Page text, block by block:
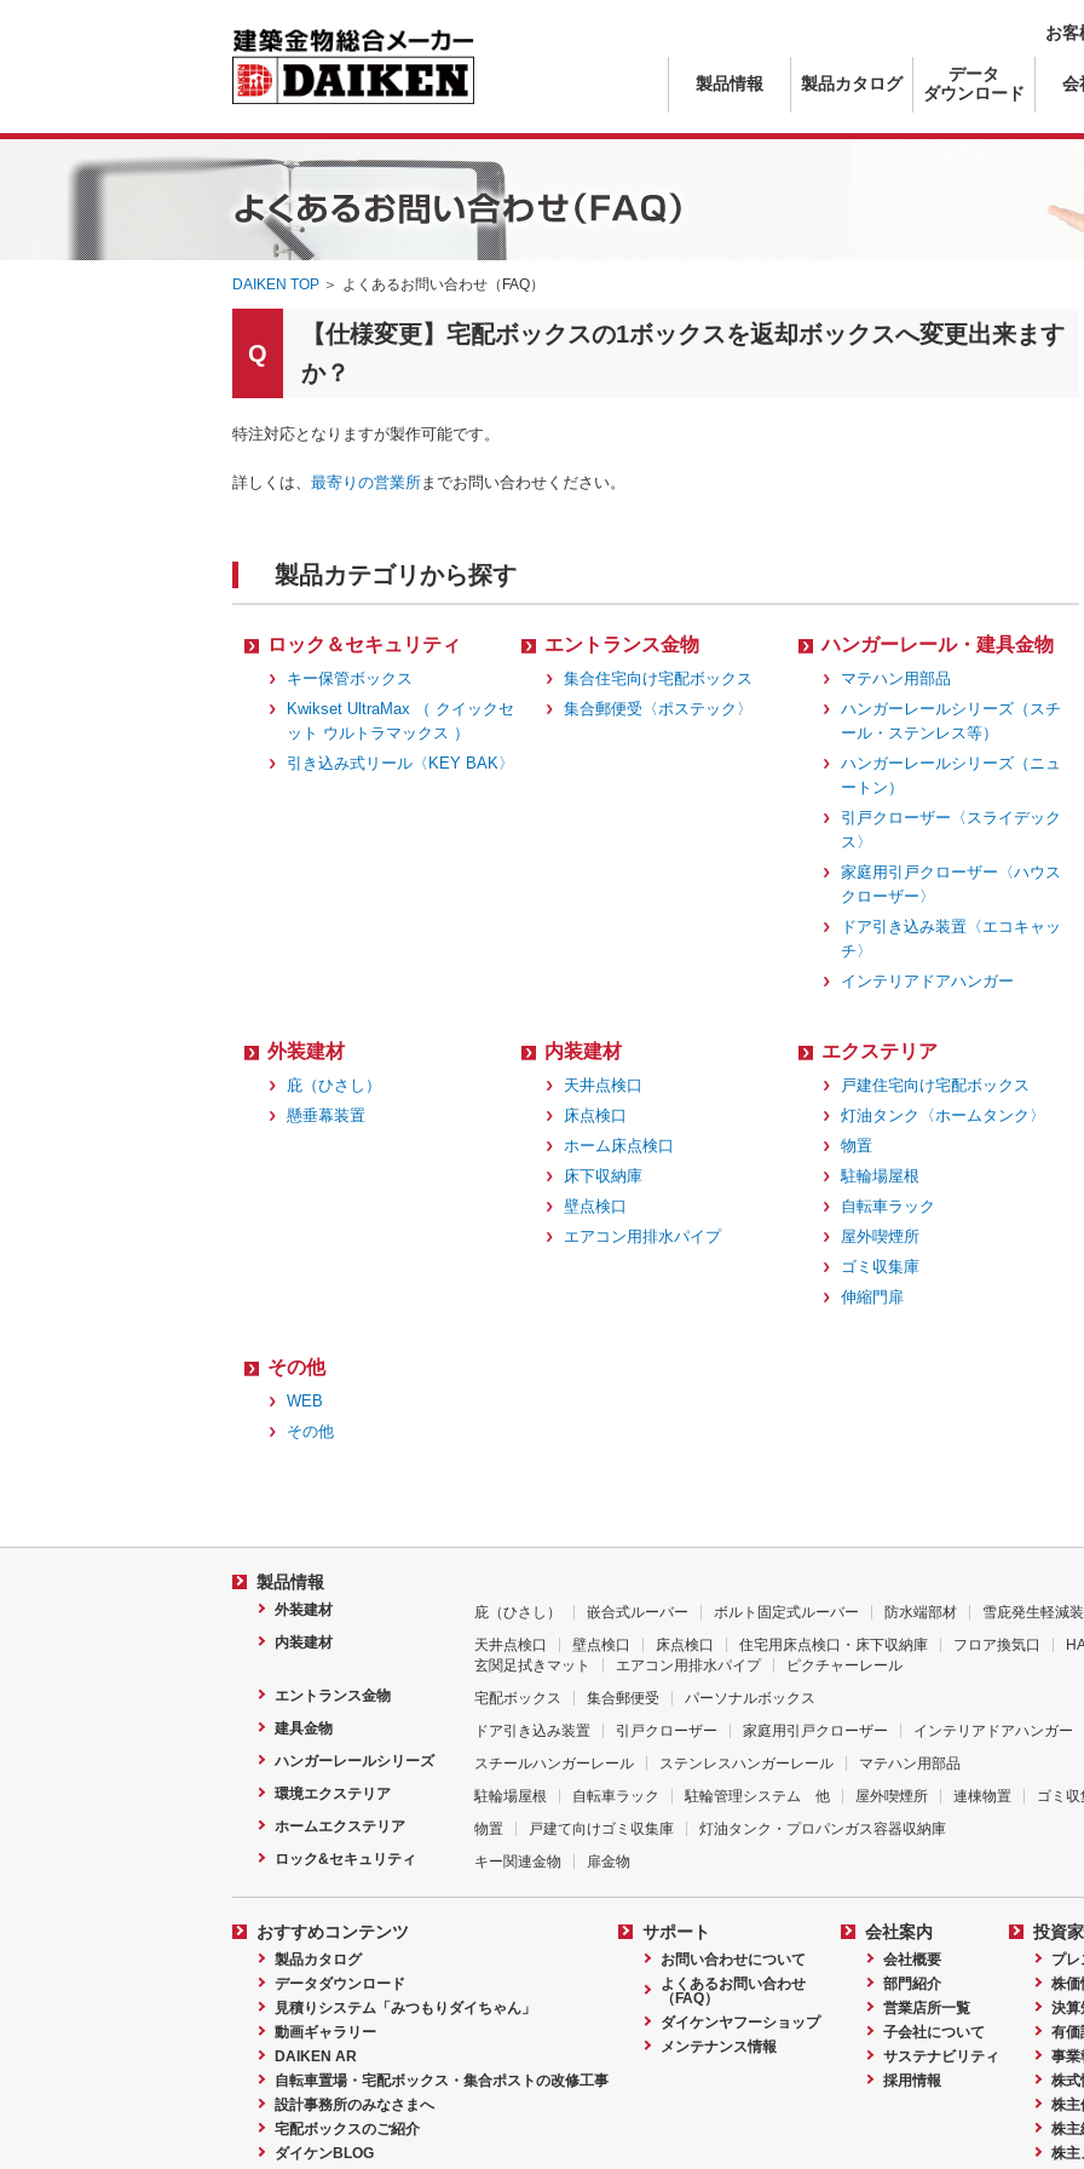
お客
製品情報 製品カタログ
データ
ダウンロード
会
DAIKEN TOP ＞ よくあるお問い合わせ（FAQ）
【仕様変更】宅配ボックスの1ボックスを返却ボックスへ変更出来ます
か？
特注対応となりますが製作可能です。
詳しくは、 最寄りの営業所までお問い合わせください。
製品カテゴリから探す
ロック＆セキュリティ
キー保管ボックス
Kwikset UltraMax （ クイックセ
ット ウルトラマックス ）
引き込み式リール〈KEY BAK〉
エントランス金物
集合住宅向け宅配ボックス
集合郵便受〈ポステック〉
ハンガーレール・建具金物
マテハン用部品
ハンガーレールシリーズ（スチ
ール・ステンレス等）
ハンガーレールシリーズ（ニュ
ートン）
引戸クローザー〈スライデック
ス〉
家庭用引戸クローザー〈ハウス
クローザー〉
ドア引き込み装置〈エコキャッ
チ〉
インテリアドアハンガー
外装建材
庇（ひさし）
懸垂幕装置
内装建材
天井点検口
床点検口
ホーム床点検口
床下収納庫
壁点検口
エアコン用排水パイプ
エクステリア
戸建住宅向け宅配ボックス
灯油タンク〈ホームタンク〉
物置
駐輪場屋根
自転車ラック
屋外喫煙所
ゴミ収集庫
伸縮門扉
その他
WEB
その他
製品情報
外装建材 庇（ひさし） 嵌合式ルーバー ボルト固定式ルーバー 防水端部材 雪庇発生軽減
内装建材
天井点検口 壁点検口 床点検口 住宅用床点検口・床下収納庫 フロア換気口
玄関足拭きマット
エアコン用排水パイプ
ピクチャーレール
エントランス金物
宅配ボックス 集合郵便受
パーソナルボックス
建具金物
ドア引き込み装置 引戸クローザー 家庭用引戸クローザー
インテリアドアハンガー
ハンガーレールシリーズ
スチールハンガーレール ステンレスハンガーレール
マテハン用部品
環境エクステリア
駐輪場屋根 自転車ラック 駐輪管理システム 他 屋外喫煙所 連棟物置
ゴミ収
ホームエクステリア
物置 戸建て向けゴミ収集庫
灯油タンク・プロパンガス容器収納庫
ロック&セキュリティ
キー関連金物 扉金物
おすすめコンテンツ
製品カタログ
データダウンロード
見積りシステム「みつもりダイちゃん」
動画ギャラリー
DAIKEN AR
自転車置場・宅配ボックス・集合ポストの改修工事
設計事務所のみなさまへ
宅配ボックスのご紹介
ダイケンBLOG
サポート
お問い合わせについて
よくあるお問い合わせ
（FAQ）
ダイケンヤフーショップ
メンテナンス情報
会社案内
会社概要
部門紹介
営業店所一覧
子会社について
サステナビリティ
採用情報
投資
プレ
株価
決算
有価
事業
株式
株主
株主
株主